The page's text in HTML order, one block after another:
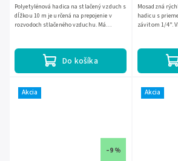
Do košíka
Polyetylénová hadica na stlačený vzduch s
dĺžkou 10 m je určená na prepojenie v
rozvodoch stlačeného vzduchu. Má
Mosadzná
hadicu s
závitom 1/4".
Akcia
–9 %
Akcia